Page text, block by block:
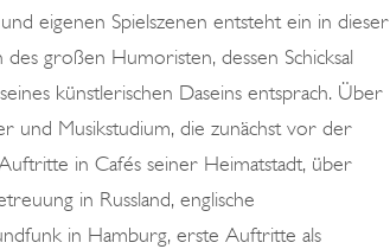
eigenen Spielszenen entsteht ein in dieser
großen Humoristen, dessen Schicksal
künstlerischen Daseins entsprach. Über
und Musikstudium, die zunächst vor der
in Cafés seiner Heimatstadt, über
in Russland, englische
in Hamburg, erste Auftritte als